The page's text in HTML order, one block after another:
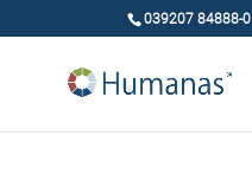
039207 84888-0